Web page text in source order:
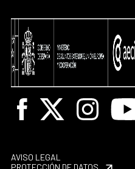
Facebook
X Instagram
AVISO LEGAL
PROTECCIÓN DE DATOS